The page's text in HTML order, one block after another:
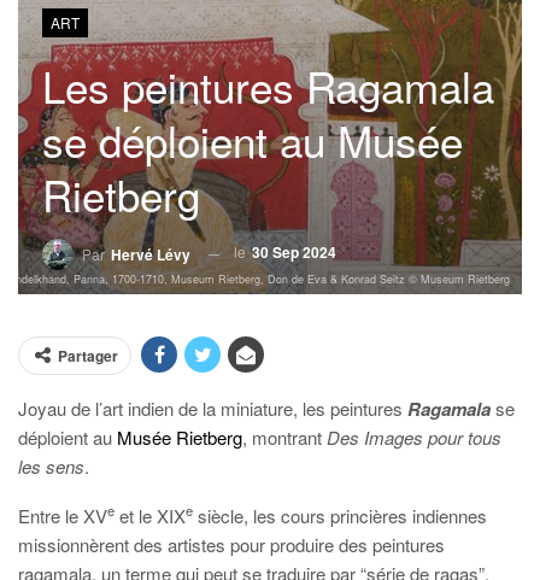
ART
Les peintures Ragamala
se déploient au Musée
Rietberg
ParHervé Lévy le30 Sep 2024
Panna, 1700-1710, Museum Rietberg, Don de Eva & Konrad Seitz © Museum Rietberg
Partager
Joyau de l’art indien de la miniature, les peintures Ragamalase
déploient au Musée Rietberg, montrant Des Images pour tous
les sens.
Entre le XVe et le XIXe siècle, les cours princières indiennes
missionnèrent des artistes pour produire des peintures
ragamala, un terme qui peut se traduire par “série de ragas”.